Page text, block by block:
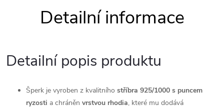
Detailní popis produktu
Šperk je vyroben z kvalitního stříbra 925/1000 s puncem
ryzosti a chráněn vrstvou rhodia, které mu dodává